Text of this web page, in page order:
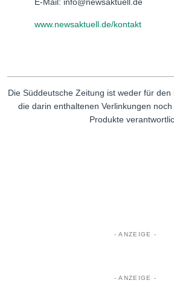
www.newsaktuell.de/kontakt
Die Süddeutsche Zeitung ist weder für
die darin enthaltenen Verlinkungen
Produkte